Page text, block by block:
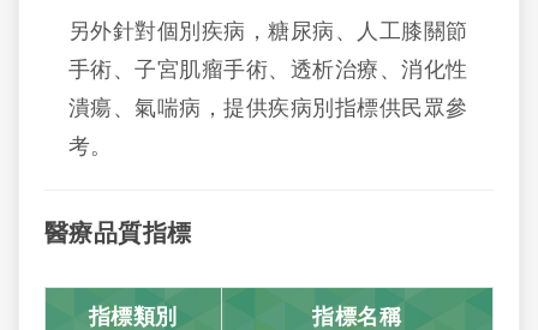
另外針對個別疾病，糖尿病、人工膝關節
手術、子宮肌瘤手術、透析治療、消化性
潰瘍、氣喘病，提供疾病別指標供民眾參
考。
醫療品質指標
指標類別 指標名稱